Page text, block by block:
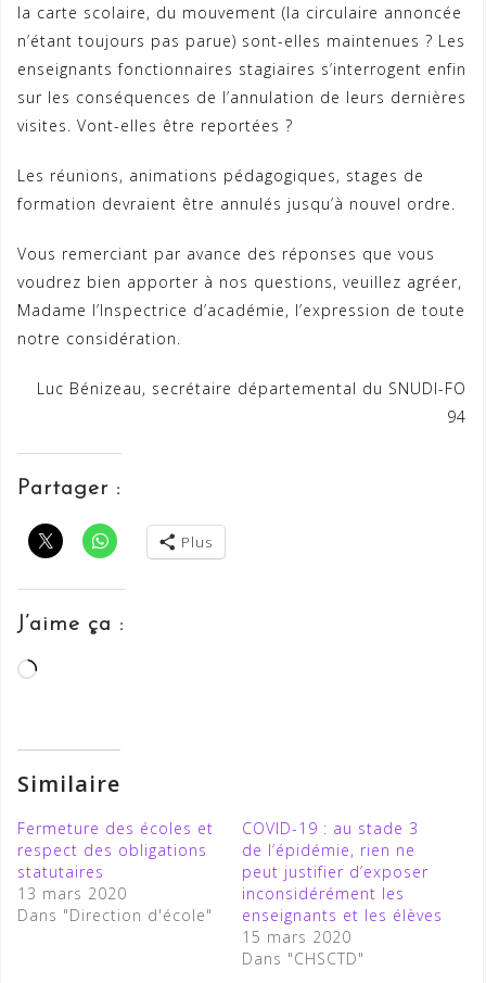
la carte scolaire, du mouvement (la circulaire annoncée
n’étant toujours pas parue) sont-elles maintenues ? Les
enseignants fonctionnaires stagiaires s’interrogent enfin
sur les conséquences de l’annulation de leurs dernières
visites. Vont-elles être reportées ?
Les réunions, animations pédagogiques, stages de
formation devraient être annulés jusqu’à nouvel ordre.
Vous remerciant par avance des réponses que vous
voudrez bien apporter à nos questions, veuillez agréer,
Madame l’Inspectrice d’académie, l’expression de toute
notre considération.
Luc Bénizeau, secrétaire départemental du SNUDI-FO
94
Partager :
Plus
J’aime ça :
Chargement…
Similaire
Fermeture des écoles et
respect des obligations
statutaires
13 mars 2020
Dans "Direction d'école"
COVID-19 : au stade 3
de l’épidémie, rien ne
peut justifier d’exposer
inconsidérément les
enseignants et les élèves
15 mars 2020
Dans "CHSCTD"